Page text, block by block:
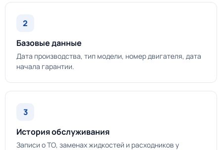
2
Базовые данные
Дата производства, тип модели, номер двигателя, дата
начала гарантии.
3
История обслуживания
Записи о ТО, заменах жидкостей и расходников у